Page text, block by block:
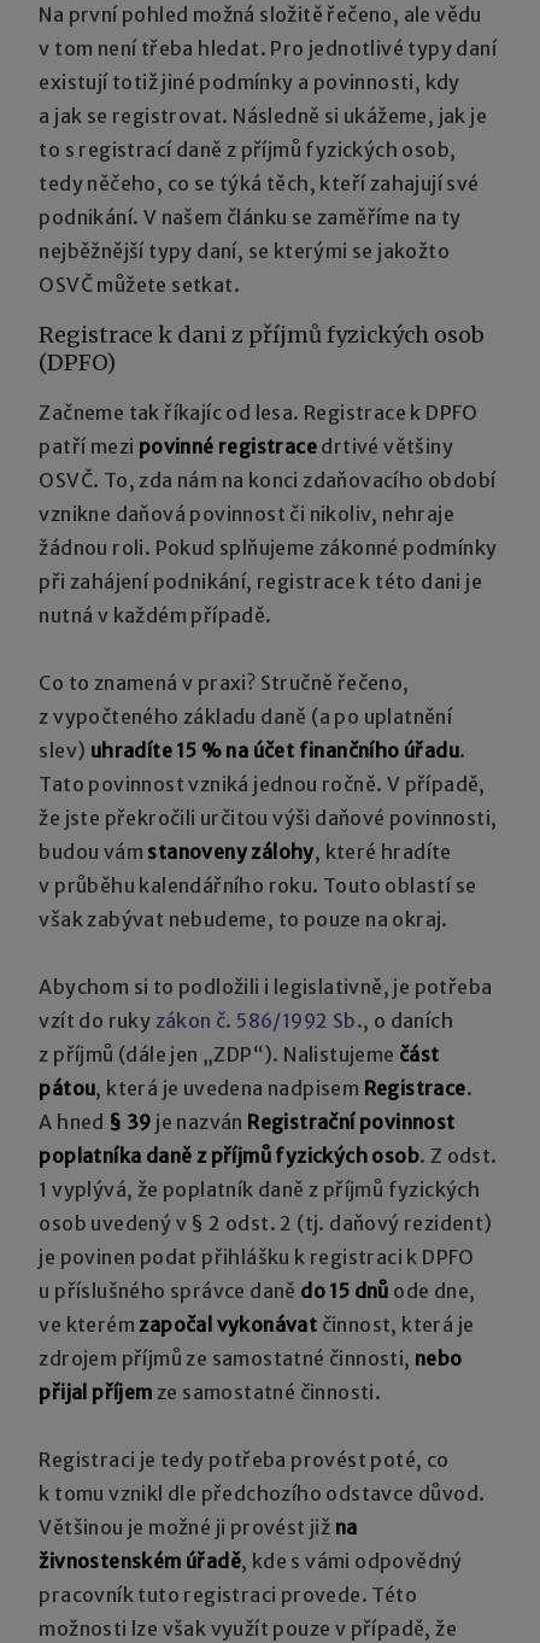
Na první pohled možná složitě řečeno, ale vědu
v tom není třeba hledat. Pro jednotlivé typy daní
existují totiž jiné podmínky a povinnosti, kdy
a jak se registrovat. Následně si ukážeme, jak je
to s registrací daně z příjmů fyzických osob,
tedy něčeho, co se týká těch, kteří zahajují své
podnikání. V našem článku se zaměříme na ty
nejběžnější typy daní, se kterými se jakožto
OSVČ můžete setkat.
Registrace k dani z příjmů fyzických osob
(DPFO)
Začneme tak říkajíc od lesa. Registrace k DPFO
patří mezi povinné registrace drtivé většiny
OSVČ. To, zda nám na konci zdaňovacího období
vznikne daňová povinnost či nikoliv, nehraje
žádnou roli. Pokud splňujeme zákonné podmínky
při zahájení podnikání, registrace k této dani je
nutná v každém případě.
Co to znamená v praxi? Stručně řečeno,
z vypočteného základu daně (a po uplatnění
slev) uhradíte 15 % na účet finančního úřadu.
Tato povinnost vzniká jednou ročně. V případě,
že jste překročili určitou výši daňové povinnosti,
budou vám stanoveny zálohy, které hradíte
v průběhu kalendářního roku. Touto oblastí se
však zabývat nebudeme, to pouze na okraj.
Abychom si to podložili i legislativně, je potřeba
vzít do ruky zákon č. 586/1992 Sb., o daních
z příjmů (dále jen „ZDP“). Nalistujeme část
pátou, která je uvedena nadpisem Registrace.
A hned § 39 je nazván Registrační povinnost
poplatníka daně z příjmů fyzických osob. Z odst.
1 vyplývá, že poplatník daně z příjmů fyzických
osob uvedený v § 2 odst. 2 (tj. daňový rezident)
je povinen podat přihlášku k registraci k DPFO
u příslušného správce daně do 15 dnů ode dne,
ve kterémzapočal vykonávat činnost, která je
zdrojem příjmů ze samostatné činnosti, nebo
přijal příjem ze samostatné činnosti.
Registraci je tedy potřeba provést poté, co
k tomu vznikl dle předchozího odstavce důvod.
Většinou je možné ji provést již na
živnostenském úřadě, kde s vámi odpovědný
pracovník tuto registraci provede. Této
možnosti lze však využít pouze v případě, že